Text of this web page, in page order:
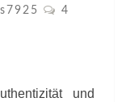
4
und